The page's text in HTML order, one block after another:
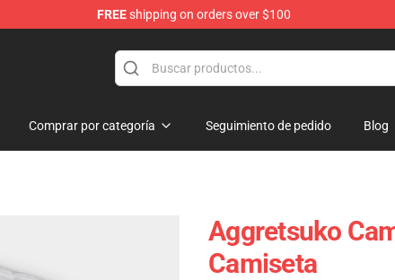
FREEshipping on orders over $100
Comprar por categoría Seguimiento de pedido Blog
Aggretsuko
Camiseta